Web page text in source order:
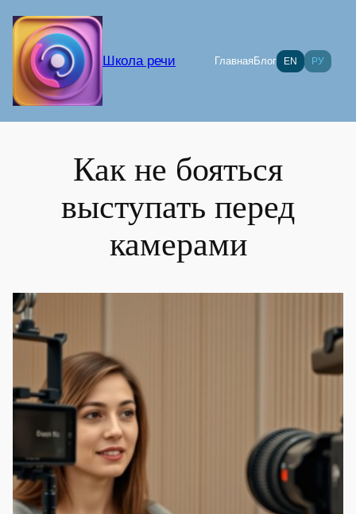
содержимому
Школа речи ГлавнаяБлог EN РУ
Как не бояться
выступать перед
камерами